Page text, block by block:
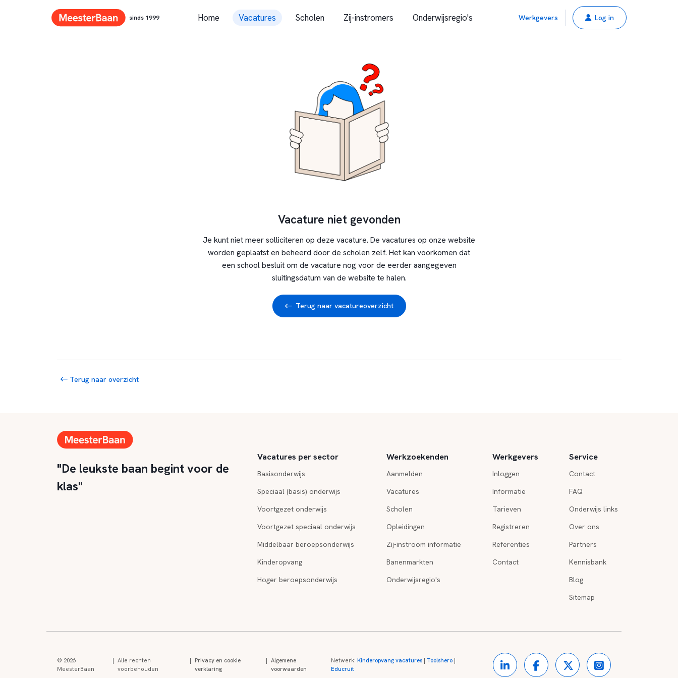
sinds 1999 Home Vacatures Scholen Zij-instromers Onderwijsregio's Werkgevers Log in
Vacature niet gevonden
Je kunt niet meer solliciteren op deze vacature. De vacatures op onze website
worden geplaatst en beheerd door de scholen zelf. Het kan voorkomen dat
een school besluit om de vacature nog voor de eerder aangegeven
sluitingsdatum van de website te halen.
Terug naar vacatureoverzicht
Terug naar overzicht
"De leukste baan begint voor de
klas"
Vacatures per sector
Basisonderwijs
Speciaal (basis) onderwijs
Voortgezet onderwijs
Voortgezet speciaal onderwijs
Middelbaar beroepsonderwijs
Kinderopvang
Hoger beroepsonderwijs
Werkzoekenden
Aanmelden
Vacatures
Scholen
Opleidingen
Zij-instroom informatie
Banenmarkten
Onderwijsregio's
Werkgevers
Inloggen
Informatie
Tarieven
Registreren
Referenties
Contact
Service
Contact
FAQ
Onderwijs links
Over ons
Partners
Kennisbank
Blog
Sitemap
© 2026
MeesterBaan
Alle rechten
voorbehouden
Privacy en cookie
verklaring
Algemene
voorwaarden
Netwerk: Kinderopvang vacatures| Toolshero|
Educruit